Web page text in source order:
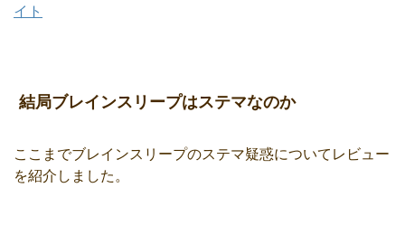
イト
結局ブレインスリープはステマなのか
ここまでブレインスリープのステマ疑惑についてレビュー
を紹介しました。